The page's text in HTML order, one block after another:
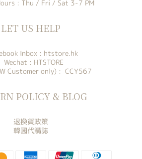
: Thu / Fri / Sat 3-7 PM
LET US HELP
Inbox : htstore.hk
Wechat : HTSTORE
Customer only) : CCY567
POLICY & BLOG
退換貨政策
韓國代購誌